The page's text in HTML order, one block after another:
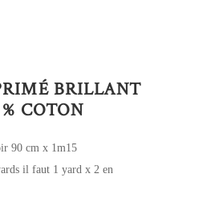
BRILLANT
COTON
90 cm x 1m15
il faut 1 yard x 2 en